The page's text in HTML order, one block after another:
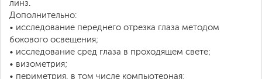
линз.
Дополнительно:
• исследование переднего отрезка глаза методом
бокового освещения;
• исследование сред глаза в проходящем свете;
• визометрия;
• периметрия, в том числе компьютерная;